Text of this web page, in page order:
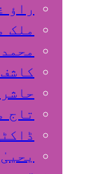
راﺅ
ملک
تاج